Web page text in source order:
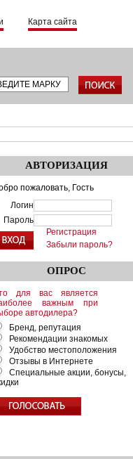
Карта сайта
АВТОРИЗАЦИЯ
пожаловать, Гость
Логин
Пароль
Регистрация
Забыли пароль?
ОПРОС
для вас является
важным при
автодилера?
Бренд, репутация
Рекомендации знакомых
Удобство местоположения
Отзывы в Интернете
Специальные акции, бонусы,